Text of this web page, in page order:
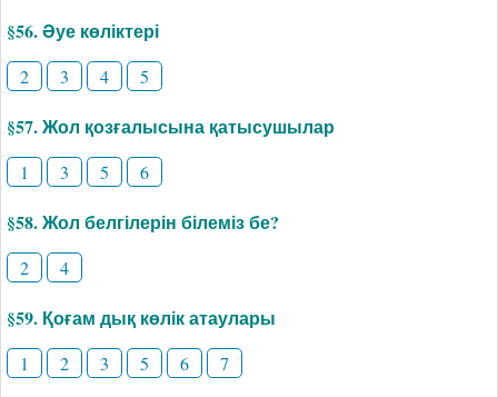
§56. Әуе көліктері
2 3 4 5
§57. Жол қозғалысына қатысушылар
1 3 5 6
§58. Жол белгілерін білеміз бе?
2 4
§59. Қоғам дық көлік атаулары
1 2 3 5 6 7